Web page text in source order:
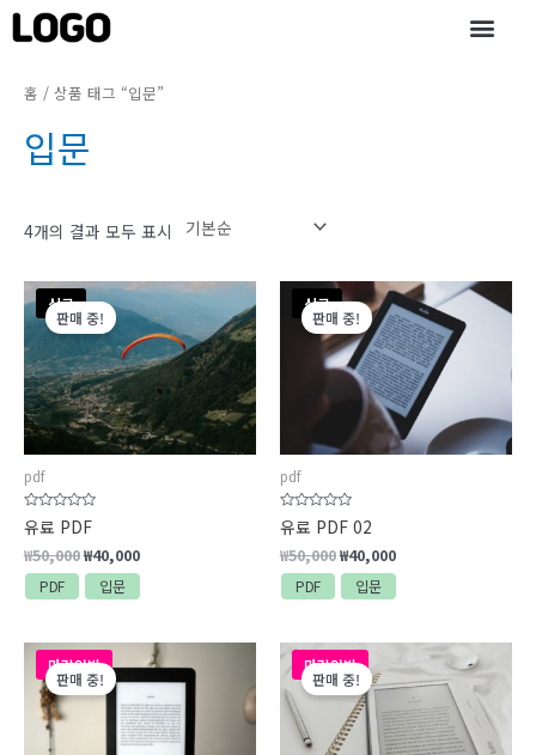
콘
텐
홈 / 상품 태그 “입문”
입문
4개의 결과 모두 표시
신규
판매 중!
pdf
5
중
서
0
평
유료 PDF
₩50,000
원
래
가
격:
₩50,000.
₩40,000
현
가
격:
₩40,000.
PDF 입문
신규
판매 중!
pdf
5
중
서
0
평
유료 PDF 02
₩50,000
원
래
가
격:
₩50,000.
₩40,000
현
재
가
격:
₩40,000.
PDF 입문
마감임박
판매 중!
원
래
가
₩50,000.
재
가
격:
₩40,000.
마감임박
판매 중!
원
래
가
격:
₩50,000.
재
가
격:
₩40,000.